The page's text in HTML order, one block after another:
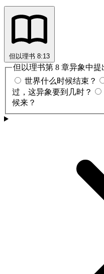
但以理书 8:13
但以理书第 8 章异象中提
世界什么时候结束？
过，这异象要到几时？
候来？